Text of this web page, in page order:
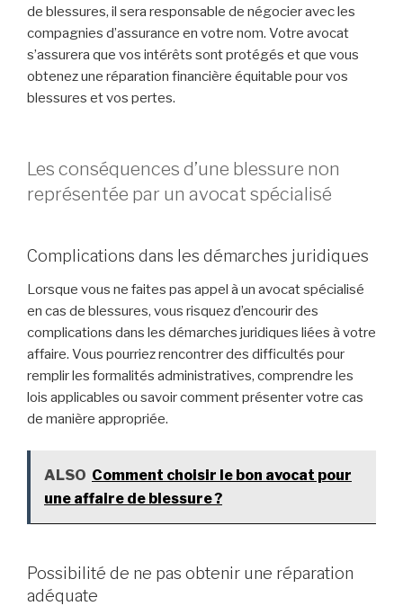
de blessures, il sera responsable de négocier avec les
compagnies d’assurance en votre nom. Votre avocat
s’assurera que vos intérêts sont protégés et que vous
obtenez une réparation financière équitable pour vos
blessures et vos pertes.
Les conséquences d’une blessure non
représentée par un avocat spécialisé
Complications dans les démarches juridiques
Lorsque vous ne faites pas appel à un avocat spécialisé
en cas de blessures, vous risquez d’encourir des
complications dans les démarches juridiques liées à votre
affaire. Vous pourriez rencontrer des difficultés pour
remplir les formalités administratives, comprendre les
lois applicables ou savoir comment présenter votre cas
de manière appropriée.
ALSO Comment choisir le bon avocat pour
une affaire de blessure ?
Possibilité de ne pas obtenir une réparation
adéquate